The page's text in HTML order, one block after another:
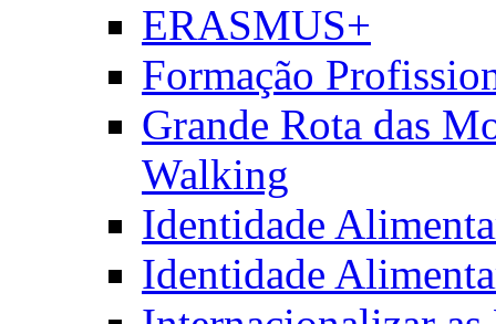
ERASMUS+
Formação
Grande Rota das
Walking
Identidade
Identidade